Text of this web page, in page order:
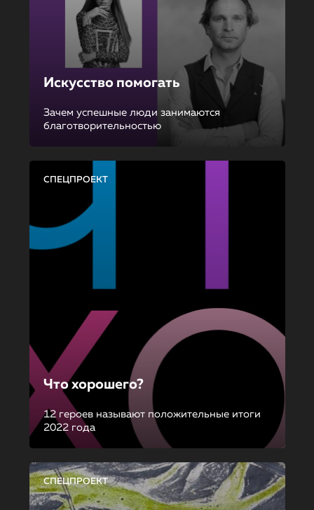
Искусство помогать
Зачем успешные люди занимаются
благотворительностью
СПЕЦПРОЕКТ
Что хорошего?
12 героев называют положительные итоги
2022 года
СПЕЦПРОЕКТ